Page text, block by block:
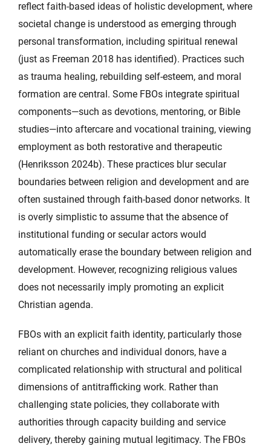
reflect faith-based ideas of holistic development, where
societal change is understood as emerging through
personal transformation, including spiritual renewal
(just as Freeman 2018 has identified). Practices such
as trauma healing, rebuilding self-esteem, and moral
formation are central. Some FBOs integrate spiritual
components—such as devotions, mentoring, or Bible
studies—into aftercare and vocational training, viewing
employment as both restorative and therapeutic
(Henriksson 2024b). These practices blur secular
boundaries between religion and development and are
often sustained through faith-based donor networks. It
is overly simplistic to assume that the absence of
institutional funding or secular actors would
automatically erase the boundary between religion and
development. However, recognizing religious values
does not necessarily imply promoting an explicit
Christian agenda.
FBOs with an explicit faith identity, particularly those
reliant on churches and individual donors, have a
complicated relationship with structural and political
dimensions of antitrafficking work. Rather than
challenging state policies, they collaborate with
authorities through capacity building and service
delivery, thereby gaining mutual legitimacy. The FBOs